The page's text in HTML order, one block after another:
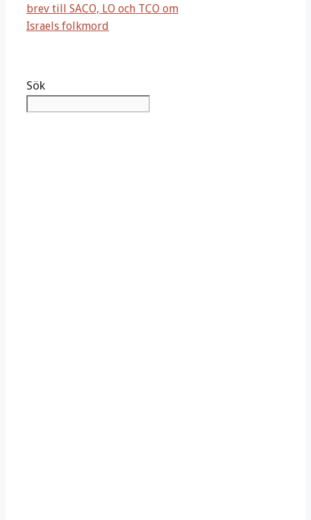
brev till SACO, LO och TCO om
Israels folkmord
Sök